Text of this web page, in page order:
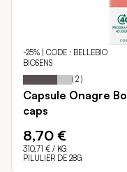
-25% | CODE : BELLEBIO
BIOSENS
Notation: 70%
( 2 )
Capsule Onagre
caps
8,70 €
310,71 € / KG
PILULIER DE 28G